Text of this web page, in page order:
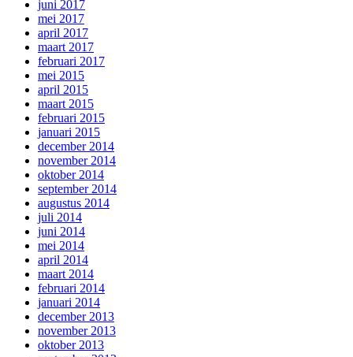
juni 2017
mei 2017
april 2017
maart 2017
februari 2017
mei 2015
april 2015
maart 2015
februari 2015
januari 2015
december 2014
november 2014
oktober 2014
september 2014
augustus 2014
juli 2014
juni 2014
mei 2014
april 2014
maart 2014
februari 2014
januari 2014
december 2013
november 2013
oktober 2013